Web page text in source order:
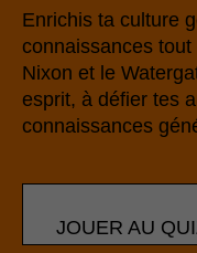
Enrichis ta culture
connaissances
Nixon et le
esprit, à défier tes
connaissances
JOUER AU